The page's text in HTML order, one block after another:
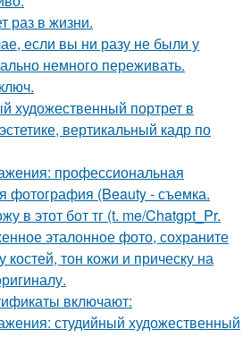
раз в жизни.
если вы ни разу не были у
немного переживать.
художественный портрет в
вертикальный кадр по
профессиональная
фотография (Beauty - съемка.
в этот бот тг (t. me/Chatgpt_Pr.
эталонное фото, сохраните
костей, тон кожи и прическу на
включают:
студийный художественный